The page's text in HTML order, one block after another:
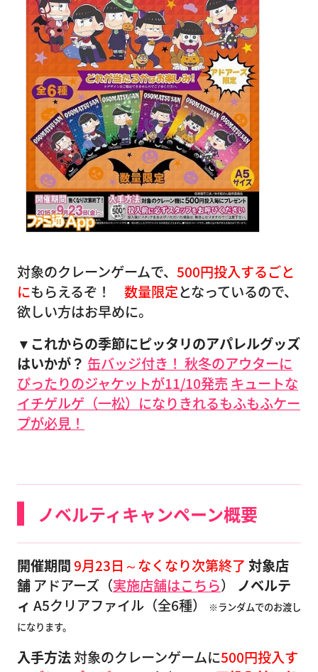
対象のクレーンゲームで、 500円投入するごと
にもらえるぞ！ 数量限定となっているので、
欲しい方はお早めに。
▼これからの季節にピッタリのアパレルグッズ
はいかが？ 缶バッジ付き！ 秋冬のアウターに
ぴったりのジャケットが11/10発売 キュートな
イチゲルゲ（一松）になりきれるもふもふケー
プが必見！
ノベルティキャンペーン概要
開催期間9月23日～なくなり次第終了 対象店
舗 アドアーズ（実施店舗はこちら） ノベルテ
ィ A5クリアファイル（全6種）
※ランダムでのお渡し
になります。
入手方法対象のクレーンゲームに500円投入す